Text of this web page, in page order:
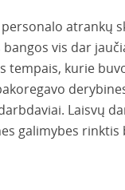
atrankų
vis dar
tempais, kurie
Laisvų
galimybes rinktis